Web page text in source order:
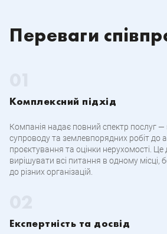
Переваги
Комплексний підхід
Компанія надає повний спектр послуг —
супроводу та землевпорядних робіт до
проєктування та оцінки нерухомості. Це
вирішувати всі питання в одному місці,
до різних організацій.
Експертність та досвід